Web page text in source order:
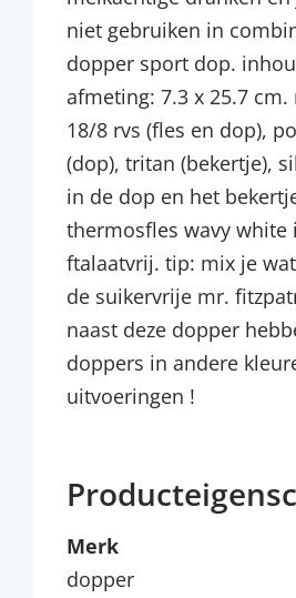
niet gebruiken in
dopper sport dop.
afmeting: 7.3 x 25.7
18/8 rvs (fles en dop),
(dop), tritan (bekertje),
in de dop en het
thermosfles wavy white
ftalaatvrij. tip: mix je
de suikervrije mr.
naast deze dopper
doppers in andere
uitvoeringen !
Merk
dopper